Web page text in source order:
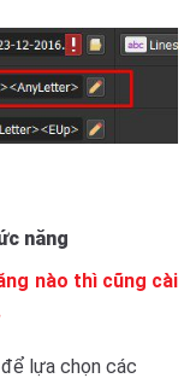
năng
nào thì cũng cài
để lựa chọn các